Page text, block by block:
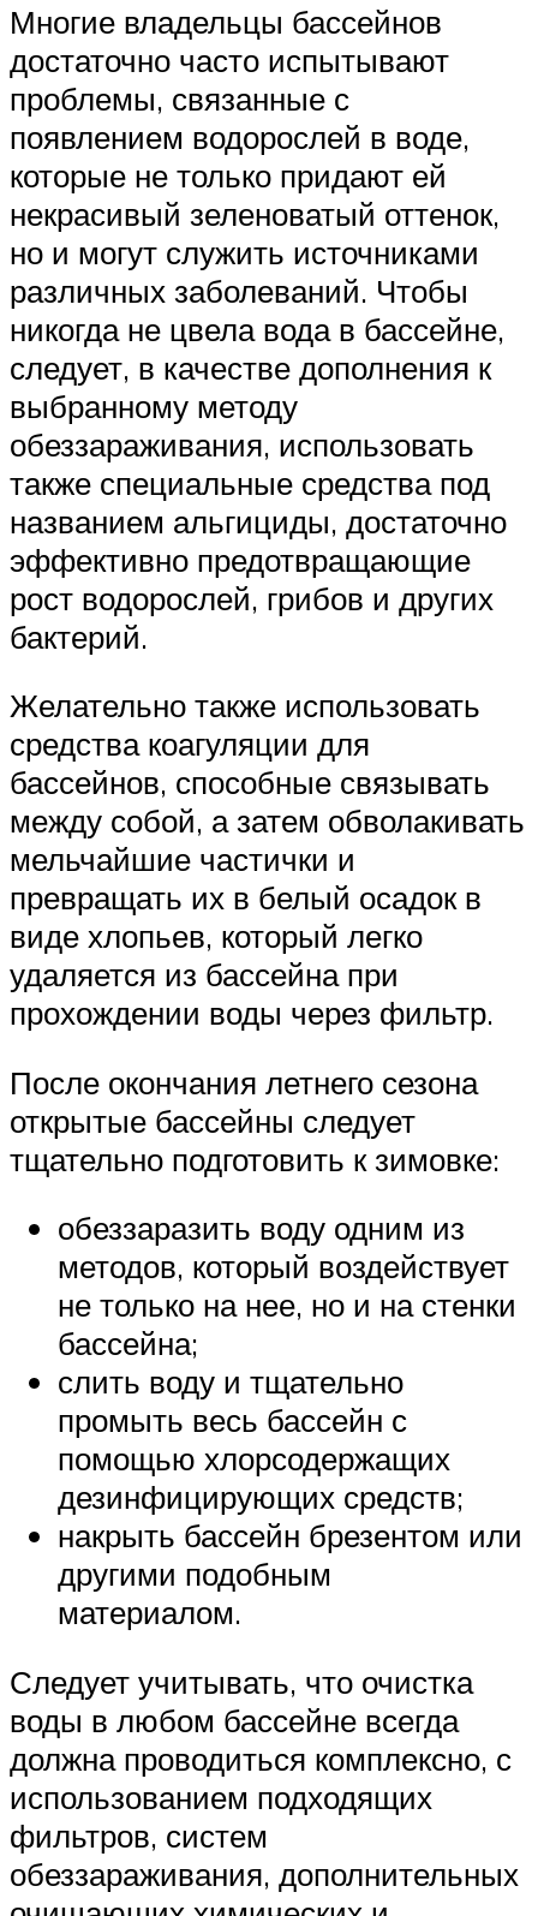
Многие владельцы бассейнов
достаточно часто испытывают
проблемы, связанные с
появлением водорослей в воде,
которые не только придают ей
некрасивый зеленоватый оттенок,
но и могут служить источниками
различных заболеваний. Чтобы
никогда не цвела вода в бассейне,
следует, в качестве дополнения к
выбранному методу
обеззараживания, использовать
также специальные средства под
названием альгициды, достаточно
эффективно предотвращающие
рост водорослей, грибов и других
бактерий.
Желательно также использовать
средства коагуляции для
бассейнов, способные связывать
между собой, а затем обволакивать
мельчайшие частички и
превращать их в белый осадок в
виде хлопьев, который легко
удаляется из бассейна при
прохождении воды через фильтр.
После окончания летнего сезона
открытые бассейны следует
тщательно подготовить к зимовке:
обеззаразить воду одним из
методов, который воздействует
не только на нее, но и на стенки
бассейна;
слить воду и тщательно
промыть весь бассейн с
помощью хлорсодержащих
дезинфицирующих средств;
накрыть бассейн брезентом или
другими подобным
материалом.
Следует учитывать, что очистка
воды в любом бассейне всегда
должна проводиться комплексно, с
использованием подходящих
фильтров, систем
обеззараживания, дополнительных